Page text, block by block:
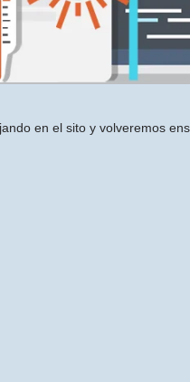
en el sito y volveremos